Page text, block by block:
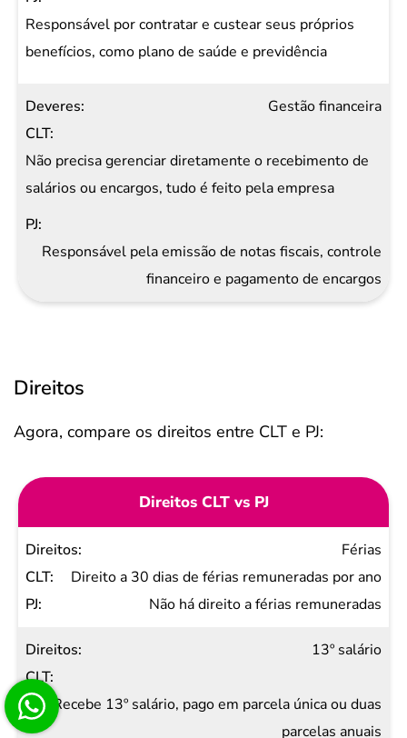
Responsável por contratar e custear seus próprios
benefícios, como plano de saúde e previdência
Gestão financeira
Não precisa gerenciar diretamente o recebimento de
salários ou encargos, tudo é feito pela empresa
Responsável pela emissão de notas fiscais, controle
financeiro e pagamento de encargos
Direitos
Agora, compare os direitos entre CLT e PJ:
Direitos CLT vs PJ
Direitos
CLT
PJ
Férias
Direito a 30 dias de férias remuneradas por ano
Não há direito a férias remuneradas
13º salário
Recebe 13º salário, pago em parcela única ou duas
parcelas anuais